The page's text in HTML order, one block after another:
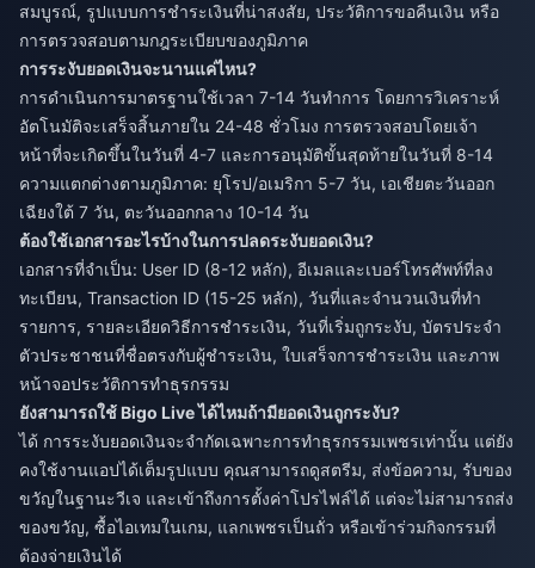
สมบูรณ์, รูปแบบการชำระเงินที่น่าสงสัย, ประวัติการขอคืนเงิน หรือ
การตรวจสอบตามกฎระเบียบของภูมิภาค
การระงับยอดเงินจะนานแค่ไหน?
การดำเนินการมาตรฐานใช้เวลา 7-14 วันทำการ โดยการวิเคราะห์
อัตโนมัติจะเสร็จสิ้นภายใน 24-48 ชั่วโมง การตรวจสอบโดยเจ้า
หน้าที่จะเกิดขึ้นในวันที่ 4-7 และการอนุมัติขั้นสุดท้ายในวันที่ 8-14
ความแตกต่างตามภูมิภาค: ยุโรป/อเมริกา 5-7 วัน, เอเชียตะวันออก
เฉียงใต้ 7 วัน, ตะวันออกกลาง 10-14 วัน
ต้องใช้เอกสารอะไรบ้างในการปลดระงับยอดเงิน?
เอกสารที่จำเป็น: User ID (8-12 หลัก), อีเมลและเบอร์โทรศัพท์ที่ลง
ทะเบียน, Transaction ID (15-25 หลัก), วันที่และจำนวนเงินที่ทำ
รายการ, รายละเอียดวิธีการชำระเงิน, วันที่เริ่มถูกระงับ, บัตรประจำ
ตัวประชาชนที่ชื่อตรงกับผู้ชำระเงิน, ใบเสร็จการชำระเงิน และภาพ
หน้าจอประวัติการทำธุรกรรม
ยังสามารถใช้ Bigo Live ได้ไหมถ้ามียอดเงินถูกระงับ?
ได้ การระงับยอดเงินจะจำกัดเฉพาะการทำธุรกรรมเพชรเท่านั้น แต่ยัง
คงใช้งานแอปได้เต็มรูปแบบ คุณสามารถดูสตรีม, ส่งข้อความ, รับของ
ขวัญในฐานะวีเจ และเข้าถึงการตั้งค่าโปรไฟล์ได้ แต่จะไม่สามารถส่ง
ของขวัญ, ซื้อไอเทมในเกม, แลกเพชรเป็นถั่ว หรือเข้าร่วมกิจกรรมที่
ต้องจ่ายเงินได้